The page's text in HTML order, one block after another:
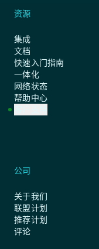
资源
集成
文档
快速入门指南
一体化
网络状态
帮助中心
公司
关于我们
联盟计划
推荐计划
评论